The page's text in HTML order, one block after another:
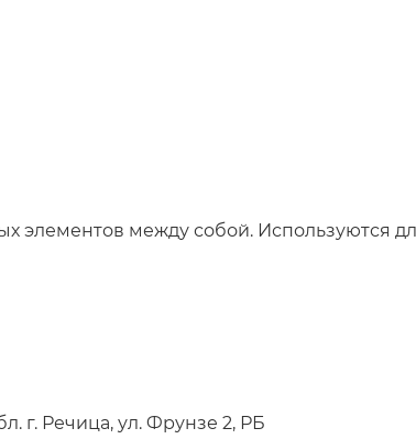
элементов между собой. Используются
г. Речица, ул. Фрунзе 2, РБ